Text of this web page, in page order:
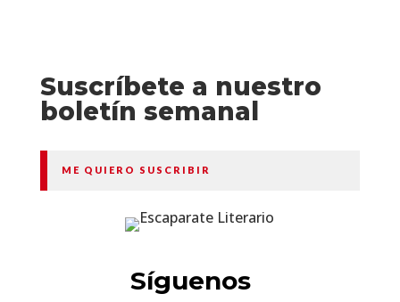
Suscríbete a nuestro
boletín semanal
ME QUIERO SUSCRIBIR
Síguenos